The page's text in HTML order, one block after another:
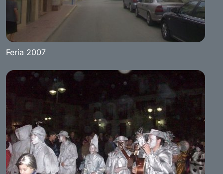
Feria 2007